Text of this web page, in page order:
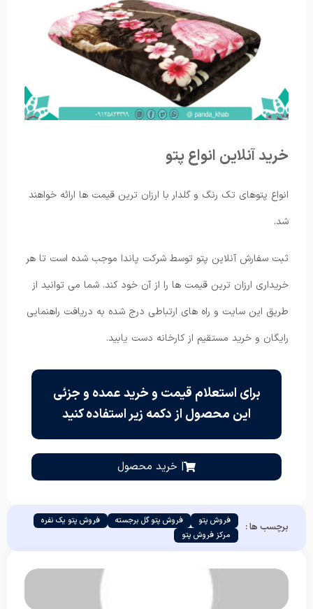
خرید آنلاین انواع پتو
انواع پتوهای تک رنگ و گلدار با ارزان ترین قیمت ها ارائه خواهند
شد.
ثبت سفارش آنلاین پتو توسط شرکت پاندا موجب شده است تا هر
خریداری ارزان ترین قیمت ها را از آن خود کند. شما می توانید از
طریق این سایت و راه های ارتباطی درج شده به دریافت راهنمایی
رایگان و خرید مستقیم از کارخانه دست یابید.
برای استعلام قیمت و خرید عمده و جزئی
این محصول از دکمه زیر استفاده کنید
| خرید محصول
برچسب ها : فروش پتو فروش پتو گل برجسته
فروش پتو یک نفره
مرکز فروش پتو